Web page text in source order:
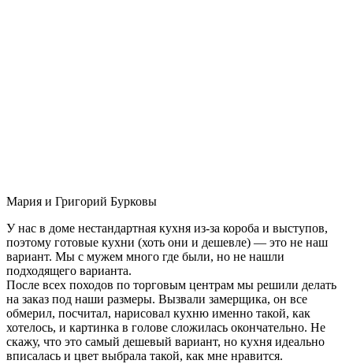
Мария и Григорий Бурковы
У нас в доме нестандартная кухня из-за короба и выступов,
поэтому готовые кухни (хоть они и дешевле) — это не наш
вариант. Мы с мужем много где были, но не нашли
подходящего варианта.
После всех походов по торговым центрам мы решили делать
на заказ под наши размеры. Вызвали замерщика, он все
обмерил, посчитал, нарисовал кухню именно такой, как
хотелось, и картинка в голове сложилась окончательно. Не
скажу, что это самый дешевый вариант, но кухня идеально
вписалась и цвет выбрала такой, как мне нравится.